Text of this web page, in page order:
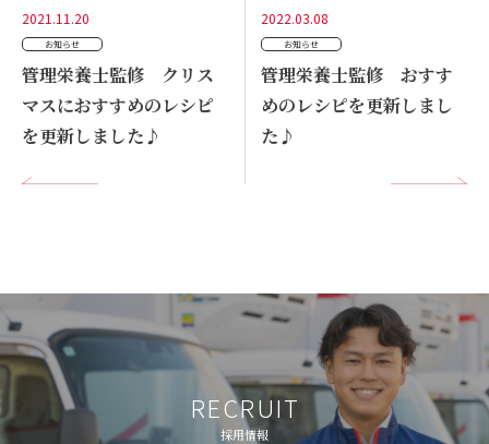
2021.11.20
お知らせ
管理栄養士監修 クリス
マスにおすすめのレシピ
を更新しました♪
2022.03.08
お知らせ
管理栄養士監修 おすす
めのレシピを更新しまし
た♪
RECRUIT
採用情報